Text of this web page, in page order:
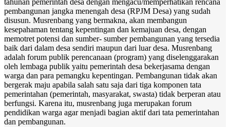
tahunan pemerintah desa dengan mengacu/memperhatikan rencana
pembangunan jangka menengah desa (RPJM Desa) yang sudah
disusun. Musrenbang yang bermakna, akan membangun
kesepahaman tentang kepentingan dan kemajuan desa, dengan
memotret potensi dan sumber- sumber pembangunan yang tersedia
baik dari dalam desa sendiri maupun dari luar desa. Musrenbang
adalah forum publik perencanaan (program) yang diselenggarakan
oleh lembaga publik yaitu pemerintah desa bekerjasama dengan
warga dan para pemangku kepentingan. Pembangunan tidak akan
bergerak maju apabila salah satu saja dari tiga komponen tata
pemerintahan (pemerintah, masyarakat, swasta) tidak berperan atau
berfungsi. Karena itu, musrenbang juga merupakan forum
pendidikan warga agar menjadi bagian aktif dari tata pemerintahan
dan pembangunan.